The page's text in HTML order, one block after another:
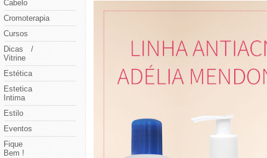
Cabelo
Cromoterapia
Cursos
Dicas /
Vitrine
Estética
Estetica
Intima
Estilo
Eventos
Fique
Bem !